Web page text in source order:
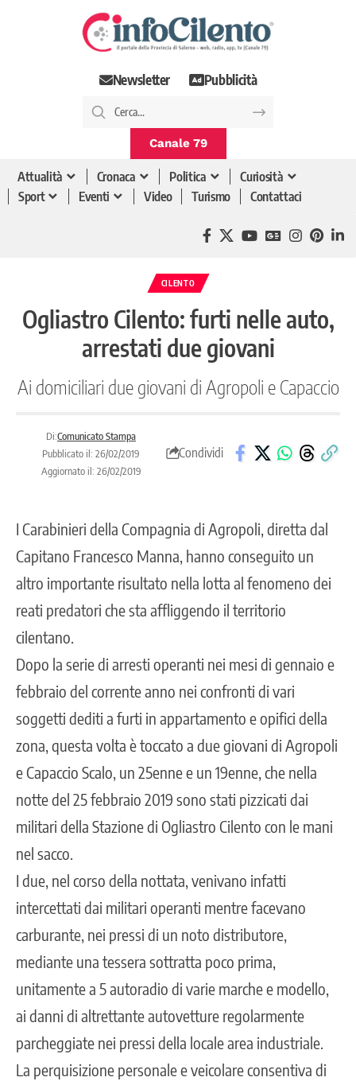
Newsletter Pubblicità
Canale 79
Attualità Cronaca Politica
Curiosità
Sport
Eventi Video Turismo Contattaci
CILENTO
Ogliastro Cilento: furti nelle auto,
arrestati due giovani
Ai domiciliari due giovani di Agropoli e Capaccio
Di:Comunicato Stampa
Pubblicato il: 26/02/2019
Aggiornato il: 26/02/2019
Condividi
I Carabinieri della Compagnia di Agropoli, diretta dal
Capitano Francesco Manna, hanno conseguito un
altro importante risultato nella lotta al fenomeno dei
reati predatori che sta affliggendo il territorio
cilentano.
Dopo la serie di arresti operanti nei mesi di gennaio e
febbraio del corrente anno nei confronti di vari
soggetti dediti a furti in appartamento e opifici della
zona, questa volta è toccato a due giovani di Agropoli
e Capaccio Scalo, un 25enne e un 19enne, che nella
notte del 25 febbraio 2019 sono stati pizzicati dai
militari della Stazione di Ogliastro Cilento con le mani
nel sacco.
I due, nel corso della nottata, venivano infatti
intercettati dai militari operanti mentre facevano
carburante, nei pressi di un noto distributore,
mediante una tessera sottratta poco prima,
unitamente a 5 autoradio di varie marche e modello,
ai danni di altrettante autovetture regolarmente
parcheggiate nei pressi della locale area industriale.
La perquisizione personale e veicolare consentiva di